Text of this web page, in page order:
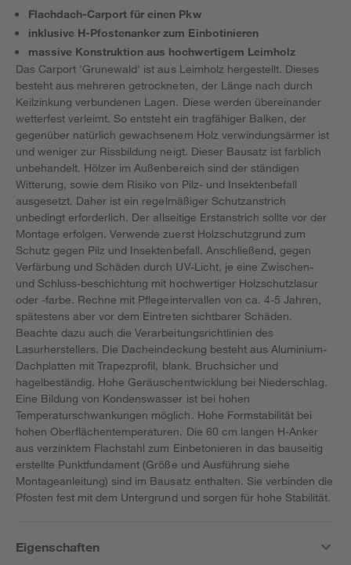
Flachdach-Carport für einen Pkw
inklusive H-Pfostenanker zum Einbotinieren
massive Konstruktion aus hochwertigem Leimholz
Das Carport 'Grunewald' ist aus Leimholz hergestellt. Dieses
besteht aus mehreren getrockneten, der Länge nach durch
Keilzinkung verbundenen Lagen. Diese werden übereinander
wetterfest verleimt. So entsteht ein tragfähiger Balken, der
gegenüber natürlich gewachsenem Holz verwindungsärmer ist
und weniger zur Rissbildung neigt. Dieser Bausatz ist farblich
unbehandelt. Hölzer im Außenbereich sind der ständigen
Witterung, sowie dem Risiko von Pilz- und Insektenbefall
ausgesetzt. Daher ist ein regelmäßiger Schutzanstrich
unbedingt erforderlich. Der allseitige Erstanstrich sollte vor der
Montage erfolgen. Verwende zuerst Holzschutzgrund zum
Schutz gegen Pilz und Insektenbefall. Anschließend, gegen
Verfärbung und Schäden durch UV-Licht, je eine Zwischen-
und Schluss-beschichtung mit hochwertiger Holzschutzlasur
oder -farbe. Rechne mit Pflegeintervallen von ca. 4-5 Jahren,
spätestens aber vor dem Eintreten sichtbarer Schäden.
Beachte dazu auch die Verarbeitungsrichtlinien des
Lasurherstellers. Die Dacheindeckung besteht aus Aluminium-
Dachplatten mit Trapezprofil, blank. Bruchsicher und
hagelbeständig. Hohe Geräuschentwicklung bei Niederschlag.
Eine Bildung von Kondenswasser ist bei hohen
Temperaturschwankungen möglich. Hohe Formstabilität bei
hohen Oberflächentemperaturen. Die 60 cm langen H-Anker
aus verzinktem Flachstahl zum Einbetonieren in das bauseitig
erstellte Punktfundament (Größe und Ausführung siehe
Montageanleitung) sind im Bausatz enthalten. Sie verbinden die
Pfosten fest mit dem Untergrund und sorgen für hohe Stabilität.
Eigenschaften